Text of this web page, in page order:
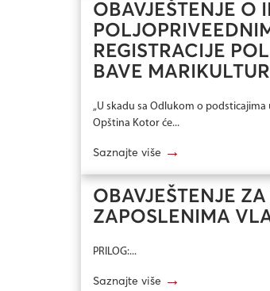
OBAVJEŠTENJE O
REGISTRACIJE
BAVE
„U skadu sa Odlukom o podsticajima
Opština Kotor će...
Saznajte više →
OBAVJEŠTENJE
ZAPOSLENIMA
PRILOG:...
Saznajte više →